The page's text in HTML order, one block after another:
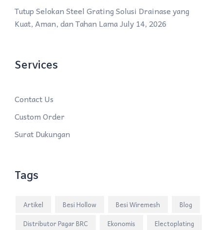
Tutup Selokan Steel Grating Solusi Drainase yang
Kuat, Aman, dan Tahan LamaJuly 14, 2026
Services
Contact Us
Custom Order
Surat Dukungan
Tags
Artikel Besi Hollow Besi Wiremesh
Blog
Distributor Pagar BRC
Ekonomis
Electoplating